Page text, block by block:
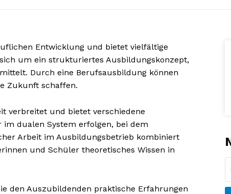
Entwicklung und bietet vielfältige
um ein strukturiertes Ausbildungskonzept,
Durch eine Berufsausbildung können
Zukunft schaffen.
verbreitet und bietet verschiedene
dualen System erfolgen, bei dem
Arbeit im Ausbildungsbetrieb kombiniert
und Schüler theoretisches Wissen in
den Auszubildenden praktische Erfahrungen